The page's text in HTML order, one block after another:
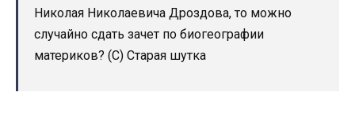
Николая Николаевича Дроздова, то можно
случайно сдать зачет по биогеографии
материков? (С) Старая шутка